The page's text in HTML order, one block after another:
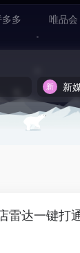
多 唯品会
新
雷达一键打